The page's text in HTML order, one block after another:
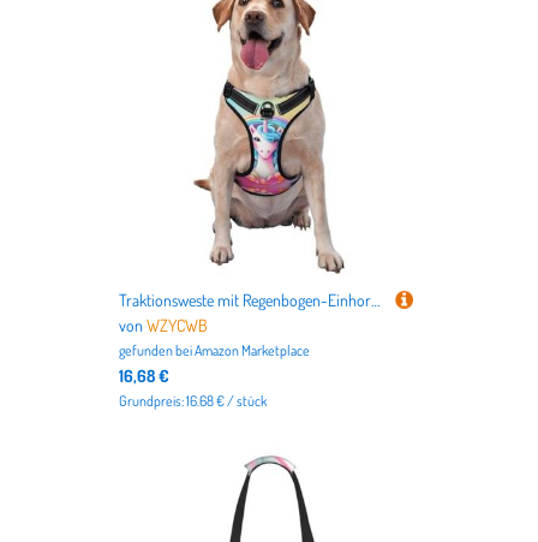
Traktionsweste mit Regenbogen-Einhorn, klein, bedruckt, ideal für Spaziergänge mit dem Hund, Wandern, tägliche Reisen
vonWZYCWB
gefunden beiAmazon Marketplace
16,68 €
Grundpreis: 16.68 € / stück